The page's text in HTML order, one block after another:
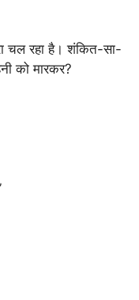
चल रहा है। शंकित-सा-
को मारकर?